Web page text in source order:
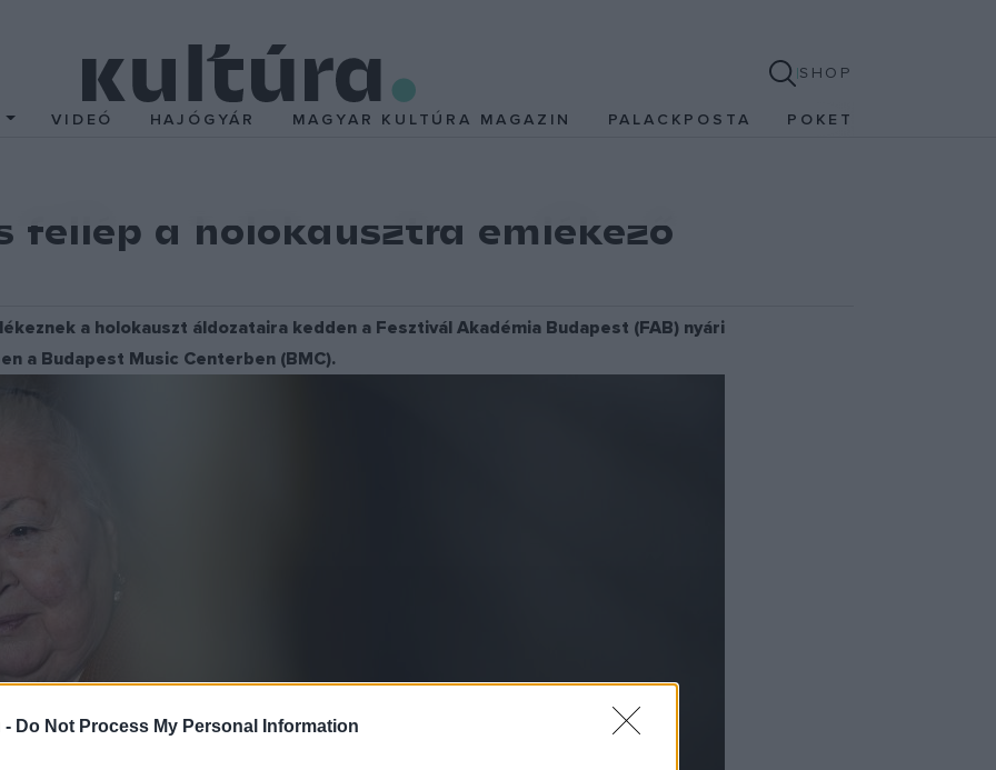
- Do Not Process My Personal Information
SHOP
VIDEÓ HAJÓGYÁR MAGYAR KULTÚRA MAGAZIN PALACKPOSTA POKET
fellép a holokausztra emlékező
a holokauszt áldozataira kedden a Fesztivál Akadémia Budapest (FAB) nyári
a Budapest Music Centerben (BMC).